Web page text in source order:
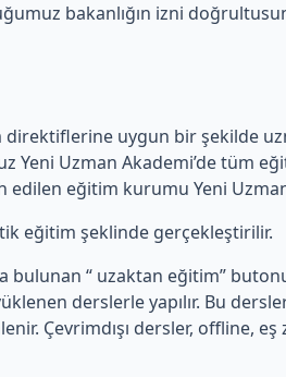
bakanlığın izni
uygun bir şekilde
Uzman Akademi’de tüm
eğitim kurumu Yeni
eğitim şeklinde gerçekleştirilir.
“ uzaktan eğitim”
derslerle yapılır. Bu
Çevrimdışı dersler, offline,